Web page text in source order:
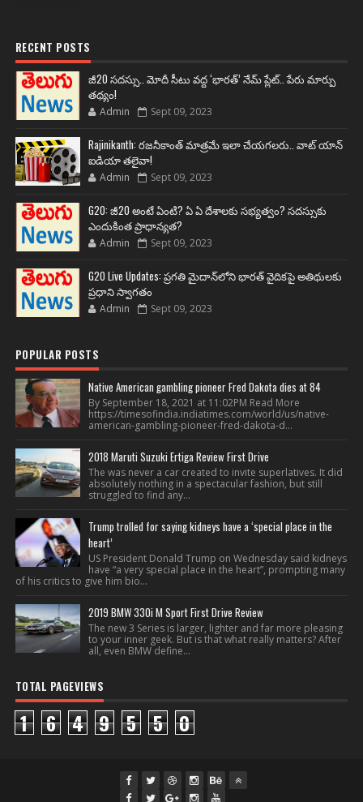
RECENT POSTS
జీ20 సదస్సు.. మోదీ సీటు వద్ద ‘భారత్’ నేమ్ ప్లేట్‌.. పేరు మార్పు
తథ్యం!
Admin Sept 09, 2023
Rajinikanth: రజనీకాంత్ మాత్రమే ఇలా చేయగలరు.. వాట్ యాన్
ఐడియా తలైవా!
Admin Sept 09, 2023
G20: జీ20 అంటే ఏంటి? ఏ ఏ దేశాలకు సభ్యత్వం? సదస్సుకు
ఎందుకింత ప్రాధాన్యత?
Admin Sept 09, 2023
G20 Live Updates: ప్రగతి మైదాన్‌లోని భారత్ వైదికపై అతిథులకు
ప్రధాని స్వాగతం
Admin Sept 09, 2023
POPULAR POSTS
Native American gambling pioneer Fred Dakota dies at 84
By September 18, 2021 at 11:02PM Read More
https://timesofindia.indiatimes.com/world/us/native-
american-gambling-pioneer-fred-dakota-d...
2018 Maruti Suzuki Ertiga Review First Drive
The was never a car created to invite superlatives. It did
absolutely nothing in a spectacular fashion, but still
struggled to find any...
Trump trolled for saying kidneys have a ‘special place in the
heart’
US President Donald Trump on Wednesday said kidneys
have “a very special place in the heart”, prompting many
of his critics to give him bio...
2019 BMW 330i M Sport First Drive Review
The new 3 Series is larger, lighter and far more pleasing
to your inner geek. But is that what really matters? After
all, even BMW define...
TOTAL PAGEVIEWS
1 6 4 9 5 5 0